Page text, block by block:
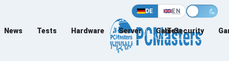
DE EN
News Tests Hardware Server Games
IT-Security